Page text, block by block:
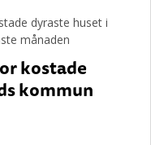
kostade
kommun